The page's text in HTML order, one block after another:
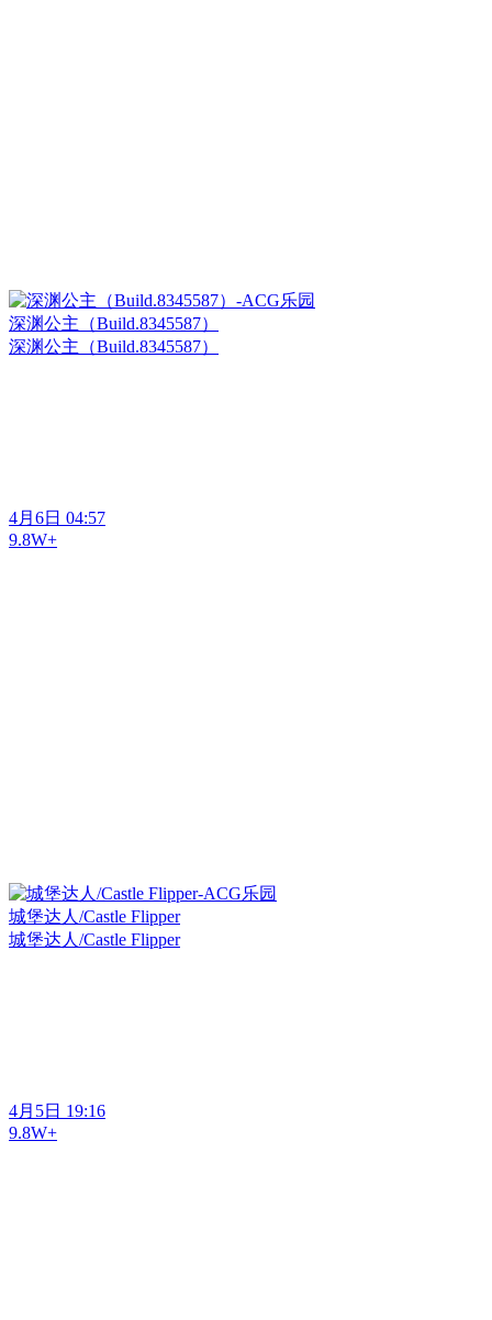
深渊公主（Build.8345587）
深渊公主（Build.8345587）
4月6日 04:57
9.8W+
城堡达人/Castle Flipper
城堡达人/Castle Flipper
4月5日 19:16
9.8W+